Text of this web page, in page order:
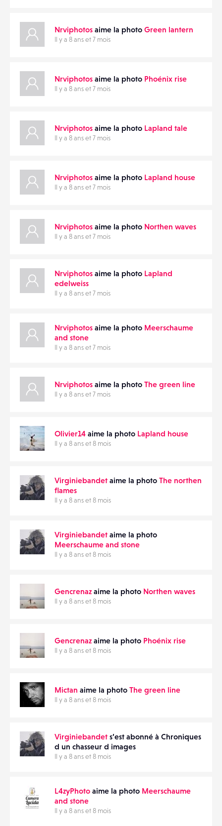
Nrviphotos aime la photo Green lantern
Il y a 8 ans et 7 mois
Nrviphotos aime la photo Phoénix rise
Il y a 8 ans et 7 mois
Nrviphotos aime la photo Lapland tale
Il y a 8 ans et 7 mois
Nrviphotos aime la photo Lapland house
Il y a 8 ans et 7 mois
Nrviphotos aime la photo Northen waves
Il y a 8 ans et 7 mois
Nrviphotos aime la photo Lapland
edelweiss
Il y a 8 ans et 7 mois
Nrviphotos aime la photo Meerschaume
and stone
Il y a 8 ans et 7 mois
Nrviphotos aime la photo The green line
Il y a 8 ans et 7 mois
Olivier14 aime la photo Lapland house
Il y a 8 ans et 8 mois
Virginiebandet aime la photo The northen
flames
Il y a 8 ans et 8 mois
Virginiebandet aime la photo
Meerschaume and stone
Il y a 8 ans et 8 mois
Gencrenaz aime la photo Northen waves
Il y a 8 ans et 8 mois
Gencrenaz aime la photo Phoénix rise
Il y a 8 ans et 8 mois
Mictan aime la photo The green line
Il y a 8 ans et 8 mois
Virginiebandet s’est abonné à Chroniques
d un chasseur d images
Il y a 8 ans et 8 mois
L4zyPhoto aime la photo Meerschaume
and stone
Il y a 8 ans et 8 mois